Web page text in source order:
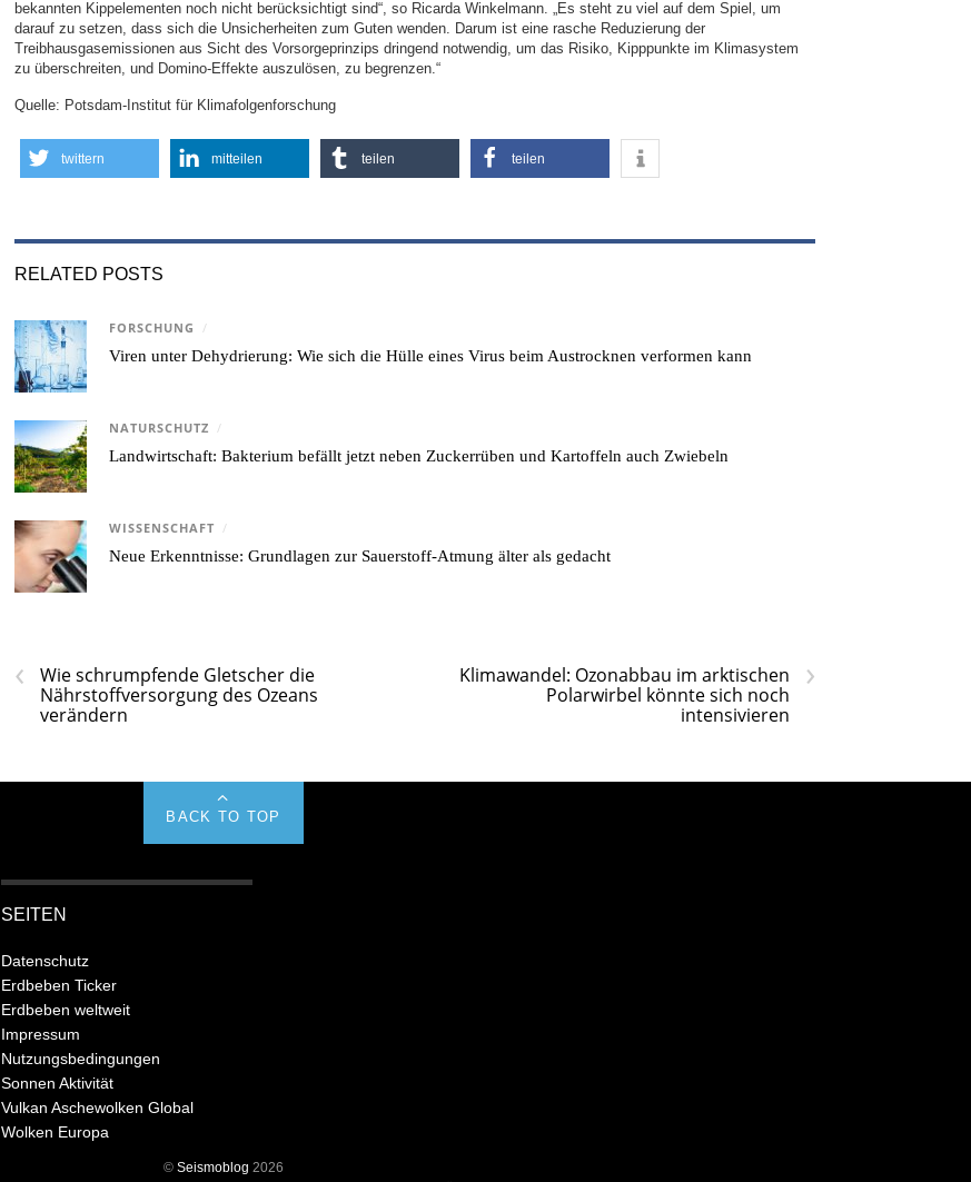
bekannten Kippelementen noch nicht berücksichtigt sind“, so Ricarda Winkelmann. „Es steht zu viel auf dem Spiel, um
darauf zu setzen, dass sich die Unsicherheiten zum Guten wenden. Darum ist eine rasche Reduzierung der
Treibhausgasemissionen aus Sicht des Vorsorgeprinzips dringend notwendig, um das Risiko, Kipppunkte im Klimasystem
zu überschreiten, und Domino-Effekte auszulösen, zu begrenzen.“
Quelle: Potsdam-Institut für Klimafolgenforschung
twittern mitteilen teilen teilen
RELATED POSTS
FORSCHUNG /
Viren unter Dehydrierung: Wie sich die Hülle eines Virus beim Austrocknen verformen kann
NATURSCHUTZ /
Landwirtschaft: Bakterium befällt jetzt neben Zuckerrüben und Kartoffeln auch Zwiebeln
WISSENSCHAFT /
Neue Erkenntnisse: Grundlagen zur Sauerstoff-Atmung älter als gedacht
‹
Wie schrumpfende Gletscher die
Nährstoffversorgung des Ozeans
verändern
›
Klimawandel: Ozonabbau im arktischen
Polarwirbel könnte sich noch
intensivieren
BACK TO TOP
SEITEN
Datenschutz
Erdbeben Ticker
Erdbeben weltweit
Impressum
Nutzungsbedingungen
Sonnen Aktivität
Vulkan Aschewolken Global
Wolken Europa
© Seismoblog 2026